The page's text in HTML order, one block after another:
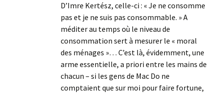
D’Imre Kertész, celle-ci : « Je ne consomme
pas et je ne suis pas consommable. » A
méditer au temps où le niveau de
consommation sert à mesurer le « moral
des ménages »… C’est là, évidemment, une
arme essentielle, a priori entre les mains de
chacun – si les gens de Mac Do ne
comptaient que sur moi pour faire fortune,